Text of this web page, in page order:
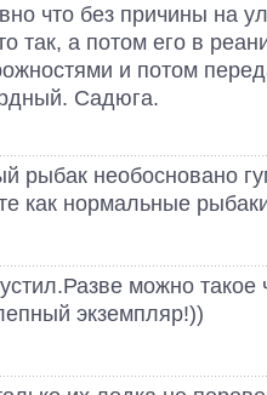
что без причины на
так, а потом его в
и потом
Садюга.
рыбак необосновано
как нормальные
можно такое
экземпляр!))